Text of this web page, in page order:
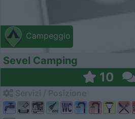
Campeggio
Sevel Camping
10